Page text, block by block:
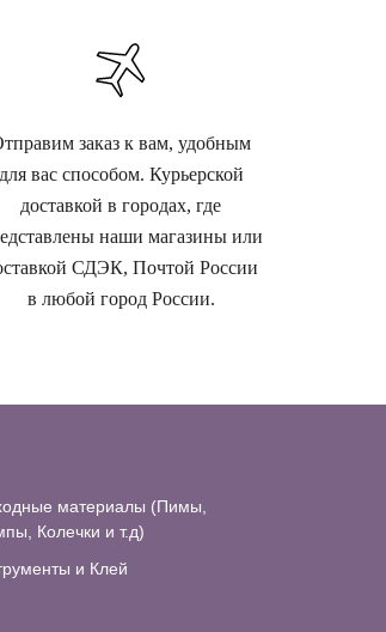
заказ к вам, удобным
для вас способом. Курьерской
доставкой в городах, где
наши магазины или
СДЭК, Почтой России
в любой город России.
материалы (Пимы,
Колечки и т.д)
и Клей